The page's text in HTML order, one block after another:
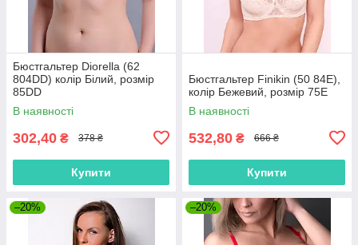
Бюстгальтер Diorella (62
804DD) колір Білий, розмір
85DD
В наявності
302,40 ₴ 378 ₴
Купити
Бюстгальтер Finikin (50 84E),
колір Бежевий, розмір 75E
В наявності
532,80 ₴ 666 ₴
Купити
–20% –20%